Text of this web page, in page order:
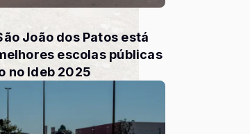
João dos Patos está
escolas públicas
no Ideb 2025